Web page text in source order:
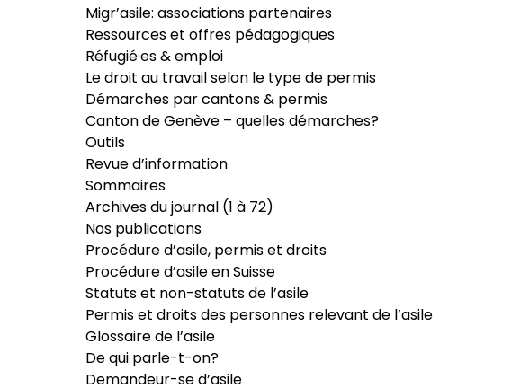
Migr’asile: associations partenaires
Ressources et offres pédagogiques
Réfugié·es & emploi
Le droit au travail selon le type de permis
Démarches par cantons & permis
Canton de Genève – quelles démarches?
Outils
Revue d’information
Sommaires
Archives du journal (1 à 72)
Nos publications
Procédure d’asile, permis et droits
Procédure d’asile en Suisse
Statuts et non-statuts de l’asile
Permis et droits des personnes relevant de l’asile
Glossaire de l’asile
De qui parle-t-on?
Demandeur-se d’asile